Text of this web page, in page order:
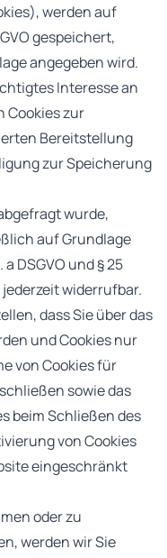
werden auf
gespeichert,
angegeben wird.
Interesse an
Cookies zur
Bereitstellung
zur Speicherung
wurde,
auf Grundlage
DSGVO und § 25
jederzeit widerrufbar.
dass Sie über das
und Cookies nur
von Cookies für
sowie das
beim Schließen des
von Cookies
eingeschränkt
oder zu
werden wir Sie